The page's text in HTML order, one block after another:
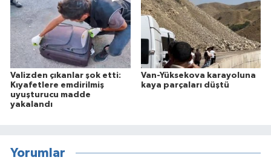
Valizden çıkanlar şok etti:
Kıyafetlere emdirilmiş
uyuşturucu madde
yakalandı
Van-Yüksekova karayoluna
kaya parçaları düştü
Yorumlar